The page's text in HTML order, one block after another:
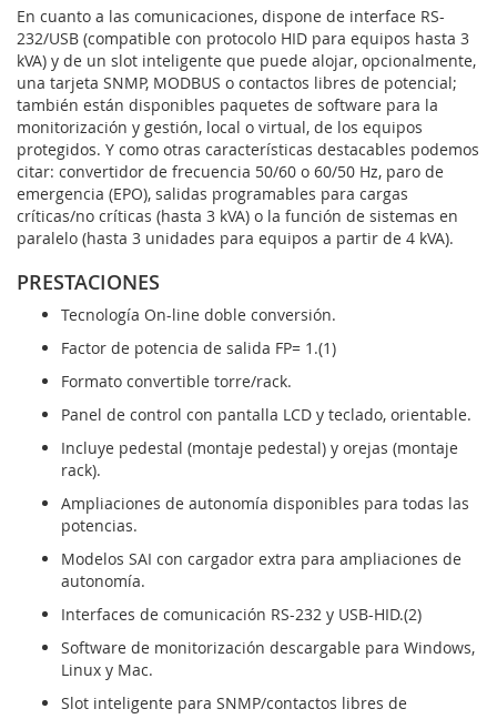
En cuanto a las comunicaciones, dispone de interface RS-
232/USB (compatible con protocolo HID para equipos hasta 3
kVA) y de un slot inteligente que puede alojar, opcionalmente,
una tarjeta SNMP, MODBUS o contactos libres de potencial;
también están disponibles paquetes de software para la
monitorización y gestión, local o virtual, de los equipos
protegidos. Y como otras características destacables podemos
citar: convertidor de frecuencia 50/60 o 60/50 Hz, paro de
emergencia (EPO), salidas programables para cargas
críticas/no críticas (hasta 3 kVA) o la función de sistemas en
paralelo (hasta 3 unidades para equipos a partir de 4 kVA).
PRESTACIONES
Tecnología On-line doble conversión.
Factor de potencia de salida FP= 1.(1)
Formato convertible torre/rack.
Panel de control con pantalla LCD y teclado, orientable.
Incluye pedestal (montaje pedestal) y orejas (montaje
rack).
Ampliaciones de autonomía disponibles para todas las
potencias.
Modelos SAI con cargador extra para ampliaciones de
autonomía.
Interfaces de comunicación RS-232 y USB-HID.(2)
Software de monitorización descargable para Windows,
Linux y Mac.
Slot inteligente para SNMP/contactos libres de